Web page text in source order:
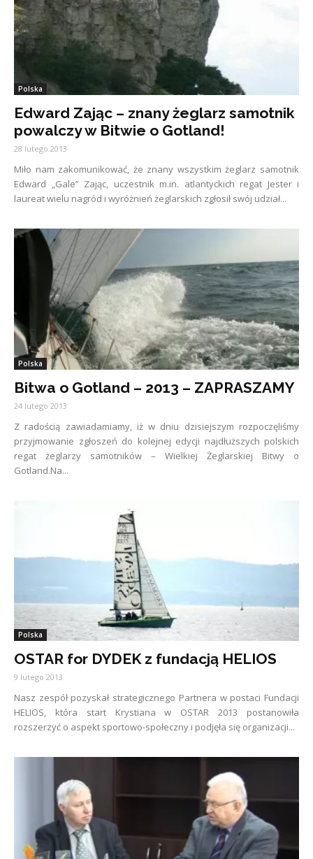
Polska
Edward Zając – znany żeglarz samotnik
powalczy w Bitwie o Gotland!
28 lutego 2013
Miło nam zakomunikować, że znany wszystkim żeglarz samotnik
Edward „Gale” Zając, uczestnik m.in. atlantyckich regat Jester i
laureat wielu nagród i wyróżnień żeglarskich zgłosił swój udział...
Polska
Bitwa o Gotland – 2013 – ZAPRASZAMY
24 lutego 2013
Z radością zawiadamiamy, iż w dniu dzisiejszym rozpoczęliśmy
przyjmowanie zgłoszeń do kolejnej edycji najdłuższych polskich
regat żeglarzy samotników – Wielkiej Żeglarskiej Bitwy o
Gotland.Na...
Polska
OSTAR for DYDEK z fundacją HELIOS
9 lutego 2013
Nasz zespół pozyskał strategicznego Partnera w postaci Fundacji
HELIOS, która start Krystiana w OSTAR 2013 postanowiła
rozszerzyć o aspekt sportowo-społeczny i podjęła się organizacji...